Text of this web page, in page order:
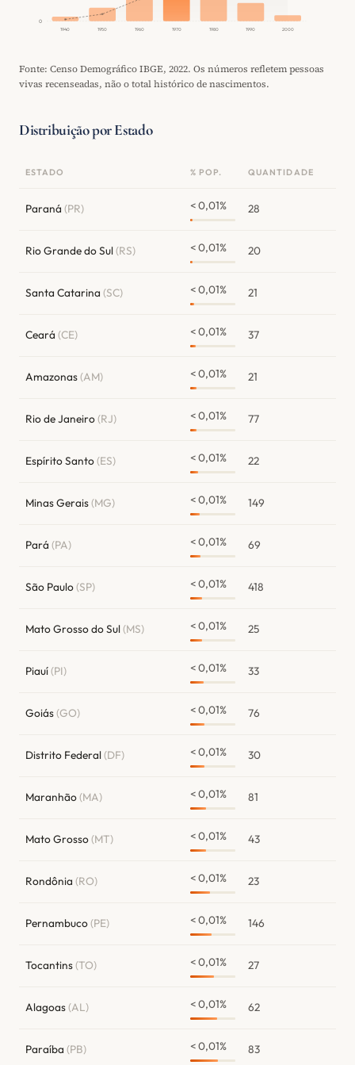
0
1940 1950 1960 1970 1980 1990 2000
Fonte: Censo Demográfico IBGE, 2022. Os números refletem pessoas
vivas recenseadas, não o total histórico de nascimentos.
Distribuição por Estado
ESTADO % POP. QUANTIDADE
Paraná (PR) < 0,01% 28
Rio Grande do Sul(RS) < 0,01% 20
Santa Catarina (SC) < 0,01% 21
Ceará (CE) < 0,01% 37
Amazonas(AM) < 0,01% 21
Rio de Janeiro(RJ) < 0,01% 77
Espírito Santo(ES) < 0,01% 22
Minas Gerais(MG) < 0,01% 149
Pará (PA) < 0,01% 69
São Paulo(SP) < 0,01% 418
Mato Grosso do Sul(MS) < 0,01% 25
Piauí(PI) < 0,01% 33
Goiás(GO) < 0,01% 76
Distrito Federal(DF) < 0,01% 30
Maranhão(MA) < 0,01% 81
Mato Grosso(MT) < 0,01% 43
Rondônia (RO) < 0,01% 23
Pernambuco(PE) < 0,01% 146
Tocantins(TO) < 0,01% 27
Alagoas(AL) < 0,01% 62
Paraíba (PB) < 0,01% 83